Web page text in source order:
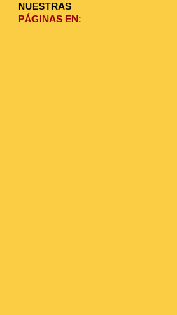
NUESTRAS
PÁGINAS EN: